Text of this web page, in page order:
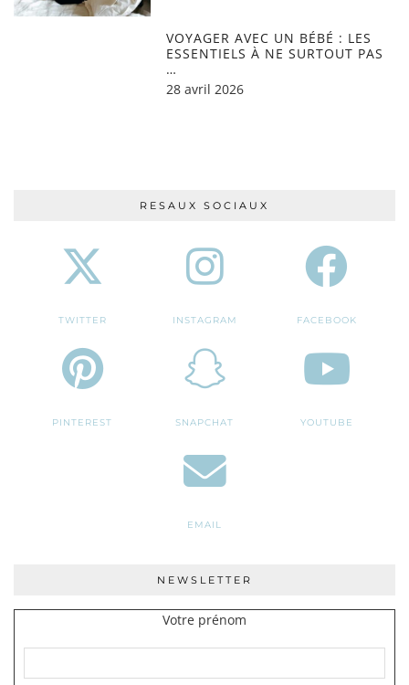
VOYAGER AVEC UN BÉBÉ : LES
ESSENTIELS À NE SURTOUT PAS
…
28 avril 2026
RESAUX SOCIAUX
TWITTER INSTAGRAM FACEBOOK
PINTEREST SNAPCHAT YOUTUBE
EMAIL
NEWSLETTER
Votre prénom